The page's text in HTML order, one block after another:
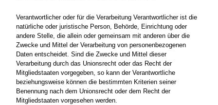
Verantwortlicher oder für die Verarbeitung Verantwortlicher ist die
natürliche oder juristische Person, Behörde, Einrichtung oder
andere Stelle, die allein oder gemeinsam mit anderen über die
Zwecke und Mittel der Verarbeitung von personenbezogenen
Daten entscheidet. Sind die Zwecke und Mittel dieser
Verarbeitung durch das Unionsrecht oder das Recht der
Mitgliedstaaten vorgegeben, so kann der Verantwortliche
beziehungsweise können die bestimmten Kriterien seiner
Benennung nach dem Unionsrecht oder dem Recht der
Mitgliedstaaten vorgesehen werden.